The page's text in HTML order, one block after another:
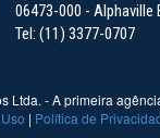
06473-000 - Alphaville
Tel: (11) 3377-0707
Ltda. - A primeira
| Política de